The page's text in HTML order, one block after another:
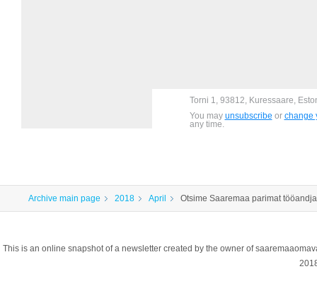
Torni 1, 93812, Kuressaare,
You may unsubscribe or change
any time.
Archive main page 2018 April Otsime Saaremaa parimat
This is an online snapshot of a newsletter created by the owner of